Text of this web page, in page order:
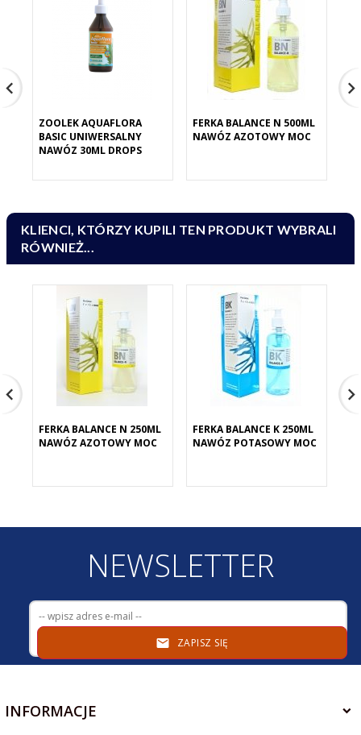
ZOOLEK AQUAFLORA
BASIC UNIWERSALNY
NAWÓZ 30ML DROPS
FERKA BALANCE N 500ML
NAWÓZ AZOTOWY MOC
KLIENCI, KTÓRZY KUPILI TEN PRODUKT WYBRALI
RÓWNIEŻ...
FERKA BALANCE N 250ML
NAWÓZ AZOTOWY MOC
FERKA BALANCE K 250ML
NAWÓZ POTASOWY MOC
NEWSLETTER
ZAPISZ SIĘ
INFORMACJE